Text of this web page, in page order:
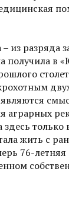
из разряда
получила в
аграрных
только
жить с
76-